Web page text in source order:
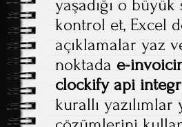
yaşadığı o
kontrol et, Excel
açıklamalar yaz
noktada e-
clockify api
kurallı